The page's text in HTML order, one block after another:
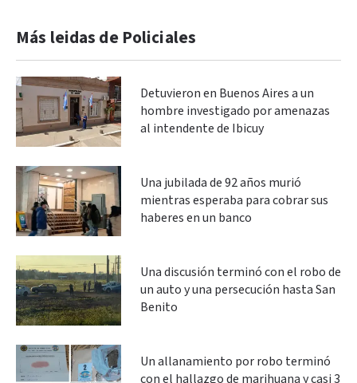
Más leidas de Policiales
Detuvieron en Buenos Aires a un
hombre investigado por amenazas
al intendente de Ibicuy
Una jubilada de 92 años murió
mientras esperaba para cobrar sus
haberes en un banco
Una discusión terminó con el robo de
un auto y una persecución hasta San
Benito
Un allanamiento por robo terminó
con el hallazgo de marihuana y casi 3